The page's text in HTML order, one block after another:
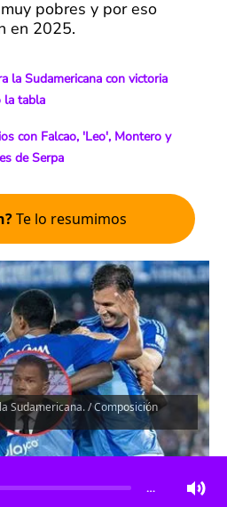
pobres y por eso
en 2025.
la Sudamericana con victoria
la tabla
con Falcao, 'Leo', Montero y
de Serpa
Te lo resumimos
Sudamericana. / Composición
el artículo
…